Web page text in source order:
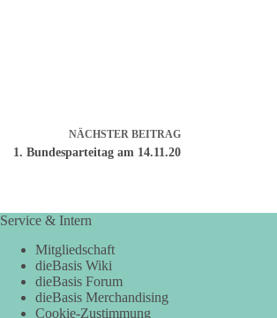
NÄCHSTER BEITRAG
1. Bundesparteitag am 14.11.20
Service & Intern
Mitgliedschaft
dieBasis Wiki
dieBasis Forum
dieBasis Merchandising
Cookie-Zustimmung